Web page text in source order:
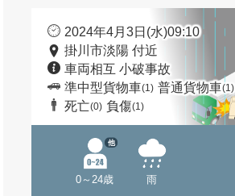
2024年4月3日(水)09:10
掛川市淡陽 付近
車両相互 小破事故
準中型貨物車(1) 普通貨物車(1)
死亡(0) 負傷(1)
0～24歳
他
雨